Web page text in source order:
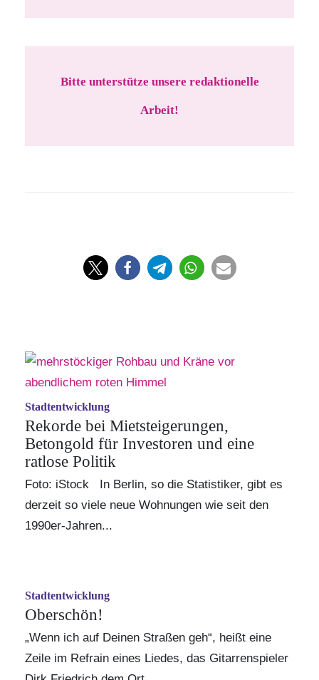
Bitte unterstütze unsere redaktionelle
Arbeit!
Stadtentwicklung
Rekorde bei Mietsteigerungen,
Betongold für Investoren und eine
ratlose Politik
Foto: iStock In Berlin, so die Statistiker, gibt es
derzeit so viele neue Wohnungen wie seit den
1990er-Jahren...
Stadtentwicklung
Oberschön!
„Wenn ich auf Deinen Straßen geh“, heißt eine
Zeile im Refrain eines Liedes, das Gitarrenspieler